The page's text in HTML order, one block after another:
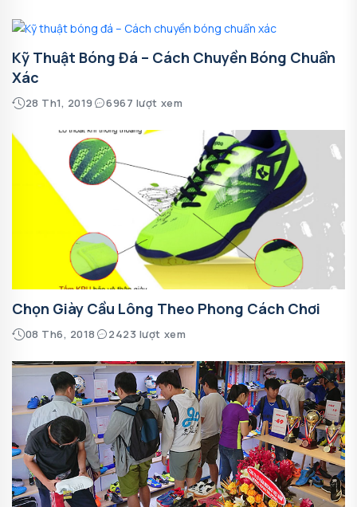
Kỹ Thuật Bóng Đá – Cách Chuyền Bóng Chuẩn
Xác
28 Th1, 2019 6967 lượt xem
Chọn Giày Cầu Lông Theo Phong Cách Chơi
08 Th6, 2018 2423 lượt xem